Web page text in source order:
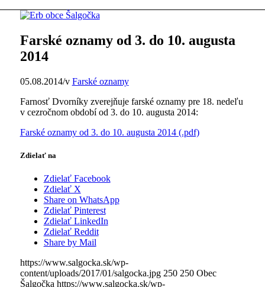
Farské oznamy od 3. do 10. augusta
2014
05.08.2014/v Farské oznamy
Farnosť Dvorníky zverejňuje farské oznamy pre 18. nedeľu
v cezročnom období od 3. do 10. augusta 2014:
Farské oznamy od 3. do 10. augusta 2014 (.pdf)
Zdielať na
Zdielať Facebook
Zdielať X
Share on WhatsApp
Zdielať Pinterest
Zdielať LinkedIn
Zdielať Reddit
Share by Mail
https://www.salgocka.sk/wp-
content/uploads/2017/01/salgocka.jpg 250 250 Obec
Šalgočka https://www.salgocka.sk/wp-